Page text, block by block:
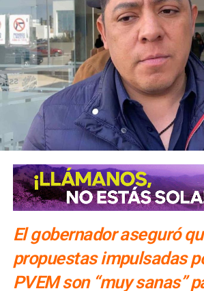
El gobernador aseguró
propuestas impulsadas
PVEM son “muy sanas”